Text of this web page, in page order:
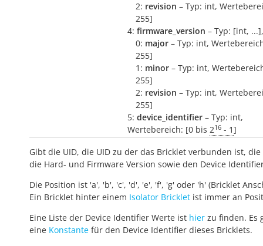
2: revision – Typ: int,
255]
4: firmware_version – Typ: [int,
0: major – Typ: int,
255]
1: minor – Typ: int,
255]
2: revision – Typ: int,
255]
5: device_identifier – Typ: int,
Wertebereich: [0 bis 216 - 1]
Gibt die UID, die UID zu der das Bricklet verbunden ist, die
die Hard- und Firmware Version sowie den Device
Die Position ist 'a', 'b', 'c', 'd', 'e', 'f', 'g' oder 'h' (Bricklet
Ein Bricklet hinter einem Isolator Bricklet ist immer an
Eine Liste der Device Identifier Werte ist hier zu finden. Es
eine Konstante für den Device Identifier dieses Bricklets.